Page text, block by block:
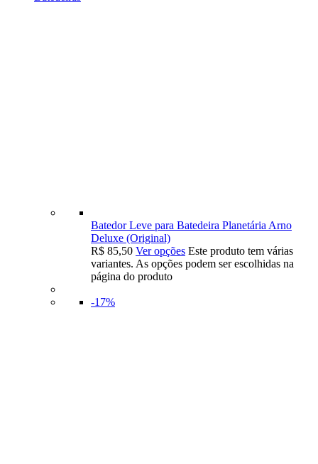
Batedor Leve para Batedeira Planetária Arno
Deluxe (Original)
R$ 85,50 Ver opções Este produto tem várias
variantes. As opções podem ser escolhidas na
página do produto
-17%